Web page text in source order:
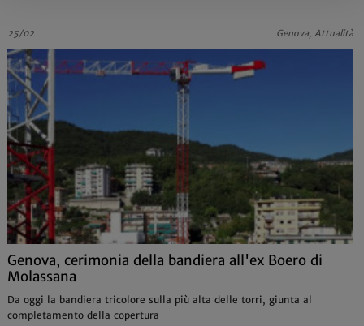
25/02 Genova, Attualità
Genova, cerimonia della bandiera all'ex Boero di
Molassana
Da oggi la bandiera tricolore sulla più alta delle torri, giunta al
completamento della copertura